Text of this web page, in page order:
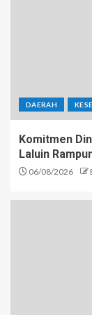
DAERAH
Komitmen
Laluin
06/08/2026